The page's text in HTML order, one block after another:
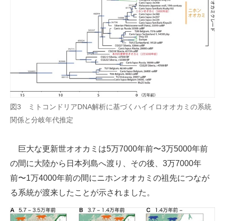
図3 ミトコンドリアDNA解析に基づくハイイロオオカミの系統
関係と分岐年代推定
巨大な更新世オオカミは5万7000年前〜3万5000年前
の間に大陸から日本列島へ渡り、その後、3万7000年
前〜1万4000年前の間にニホンオオカミの祖先につなが
る系統が渡来したことが示されました。